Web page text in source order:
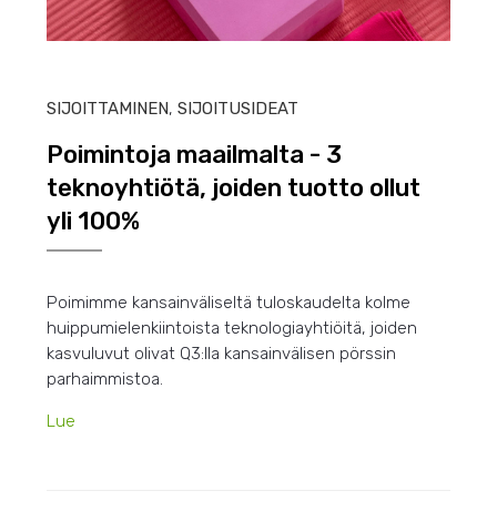
SIJOITTAMINEN,SIJOITUSIDEAT
Poimintoja maailmalta - 3
teknoyhtiötä, joiden tuotto ollut
yli 100%
Poimimme kansainväliseltä tuloskaudelta kolme
huippumielenkiintoista teknologiayhtiöitä, joiden
kasvuluvut olivat Q3:lla kansainvälisen pörssin
parhaimmistoa.
Lue